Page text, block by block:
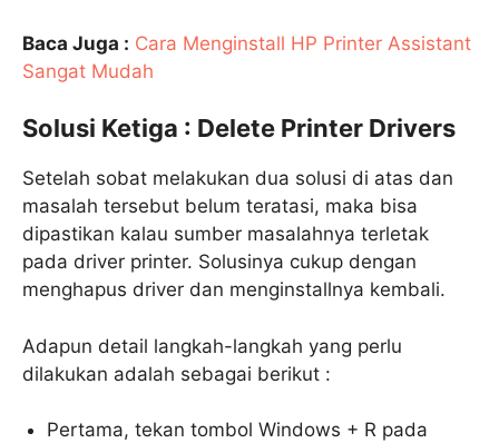
Baca Juga : Cara Menginstall HP Printer Assistant
Sangat Mudah
Solusi Ketiga : Delete Printer Drivers
Setelah sobat melakukan dua solusi di atas dan
masalah tersebut belum teratasi, maka bisa
dipastikan kalau sumber masalahnya terletak
pada driver printer. Solusinya cukup dengan
menghapus driver dan menginstallnya kembali.
Adapun detail langkah-langkah yang perlu
dilakukan adalah sebagai berikut :
Pertama, tekan tombol Windows + R pada